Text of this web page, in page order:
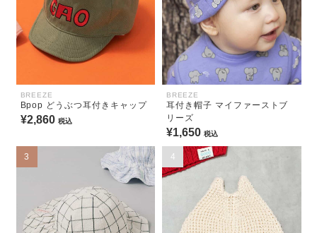
BREEZE
Bpop どうぶつ耳付きキャップ
¥2,860 税込
BREEZE
耳付き帽子 マイファーストブ
リーズ
¥1,650 税込
3 4